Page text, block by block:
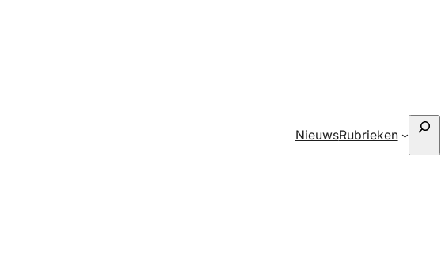
NieuwsRubrieken
Zoeken